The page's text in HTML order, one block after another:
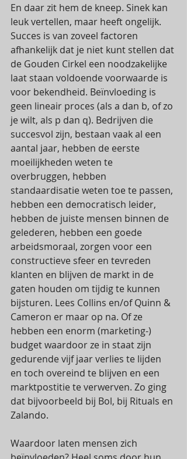
En daar zit hem de kneep. Sinek kan
leuk vertellen, maar heeft ongelijk.
Succes is van zoveel factoren
afhankelijk dat je niet kunt stellen dat
de Gouden Cirkel een noodzakelijke
laat staan voldoende voorwaarde is
voor bekendheid. Beïnvloeding is
geen lineair proces (als a dan b, of zo
je wilt, als p dan q). Bedrijven die
succesvol zijn, bestaan vaak al een
aantal jaar, hebben de eerste
moeilijkheden weten te
overbruggen, hebben
standaardisatie weten toe te passen,
hebben een democratisch leider,
hebben de juiste mensen binnen de
gelederen, hebben een goede
arbeidsmoraal, zorgen voor een
constructieve sfeer en tevreden
klanten en blijven de markt in de
gaten houden om tijdig te kunnen
bijsturen. Lees Collins en/of Quinn &
Cameron er maar op na. Of ze
hebben een enorm (marketing-)
budget waardoor ze in staat zijn
gedurende vijf jaar verlies te lijden
en toch overeind te blijven en een
marktpostitie te verwerven. Zo ging
dat bijvoorbeeld bij Bol, bij Rituals en
Zalando.
Waardoor laten mensen zich